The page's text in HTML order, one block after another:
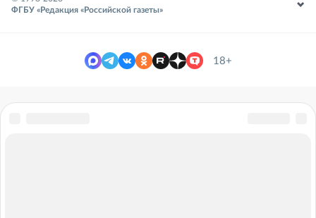
ФГБУ «Редакция «Российской газеты»
18+